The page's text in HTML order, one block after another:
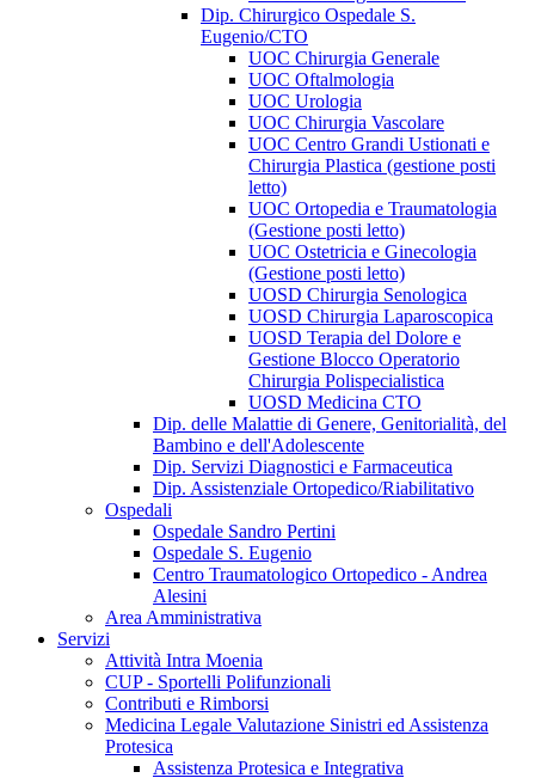
Dip. Chirurgico Ospedale S.
Eugenio/CTO
UOC Chirurgia Generale
UOC Oftalmologia
UOC Urologia
UOC Chirurgia Vascolare
UOC Centro Grandi Ustionati e
Chirurgia Plastica (gestione posti
letto)
UOC Ortopedia e Traumatologia
(Gestione posti letto)
UOC Ostetricia e Ginecologia
(Gestione posti letto)
UOSD Chirurgia Senologica
UOSD Chirurgia Laparoscopica
UOSD Terapia del Dolore e
Gestione Blocco Operatorio
Chirurgia Polispecialistica
UOSD Medicina CTO
Dip. delle Malattie di Genere, Genitorialità, del
Bambino e dell'Adolescente
Dip. Servizi Diagnostici e Farmaceutica
Dip. Assistenziale Ortopedico/Riabilitativo
Ospedali
Ospedale Sandro Pertini
Ospedale S. Eugenio
Centro Traumatologico Ortopedico - Andrea
Alesini
Area Amministrativa
Servizi
Attività Intra Moenia
CUP - Sportelli Polifunzionali
Contributi e Rimborsi
Medicina Legale Valutazione Sinistri ed Assistenza
Protesica
Assistenza Protesica e Integrativa